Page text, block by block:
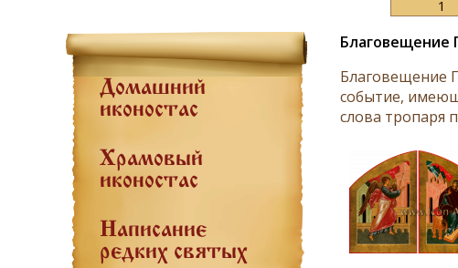
Домашний
иконостас
Храмовый
иконостас
Написание
редких святых
1
Благовещение
Благовещение
событие,
слова тропаря